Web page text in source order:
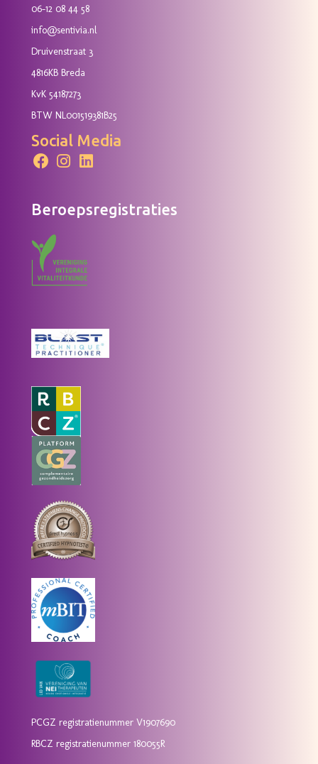
06-12 08 44 58
info@sentivia.nl
Druivenstraat 3
4816KB Breda
KvK 54187273
BTW NL001519381B25
Social Media
Beroepsregistraties
PCGZ registratienummer V1907690
RBCZ registratienummer 180055R